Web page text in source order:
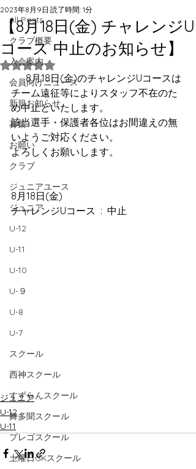
All Posts
クラブ概要
入会案内
会員向けニュース
新規お知らせ
募集
お願い
クラブ
ジュニアユース
ジュニア
U-12
U-11
U-10
U-９
U-8
U-7
スクール
西神スクール
すずらんスクール
舞多聞スクール
プレゴスクール
土曜日GKスクール
【8月18日(金) チャレンジU
コース 中止のお知らせ】
2023年8月9日 読了時間: 1分
5つ星のうちNaNと評価されています。
      8月18日(金)のチャレンジUコースは
チーム遠征等によりスタッフ不在のた
め中止といたします。
該当選手・保護者各位はお間違えの無
いようご対応ください。
よろしくお願いします。
8月18日(金)
チャレンジUコース  :  中止
ジュニア
U-12
U-11